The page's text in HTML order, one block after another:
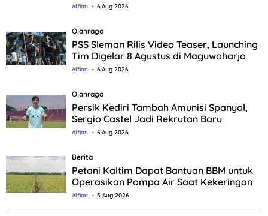
Alfian 6 Aug 2026
Olahraga
PSS Sleman Rilis Video Teaser, Launching
Tim Digelar 8 Agustus di Maguwoharjo
Alfian 6 Aug 2026
Olahraga
Persik Kediri Tambah Amunisi Spanyol,
Sergio Castel Jadi Rekrutan Baru
Alfian 6 Aug 2026
Berita
Petani Kaltim Dapat Bantuan BBM untuk
Operasikan Pompa Air Saat Kekeringan
Alfian 5 Aug 2026